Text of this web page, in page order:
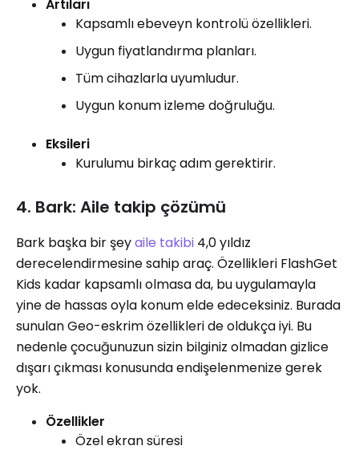
Artıları
Kapsamlı ebeveyn kontrolü özellikleri.
Uygun fiyatlandırma planları.
Tüm cihazlarla uyumludur.
Uygun konum izleme doğruluğu.
Eksileri
Kurulumu birkaç adım gerektirir.
4. Bark: Aile takip çözümü
Bark başka bir şeyaile takibi 4,0 yıldız
derecelendirmesine sahip araç. Özellikleri FlashGet
Kids kadar kapsamlı olmasa da, bu uygulamayla
yine de hassas oyla konum elde edeceksiniz. Burada
sunulan Geo-eskrim özellikleri de oldukça iyi. Bu
nedenle çocuğunuzun sizin bilginiz olmadan gizlice
dışarı çıkması konusunda endişelenmenize gerek
yok.
Özellikler
Özel ekran süresi